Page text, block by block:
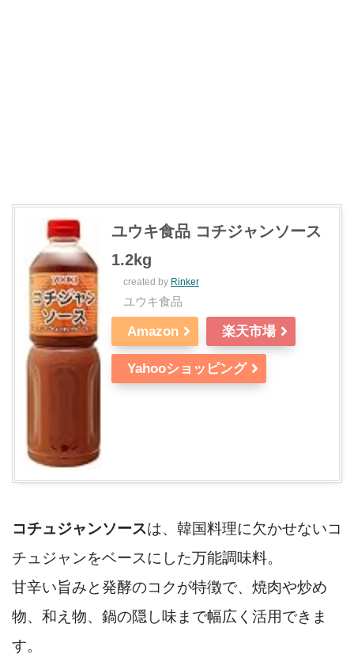
ユウキ食品 コチジャンソース
1.2kg
created by Rinker
ユウキ食品
Amazon 楽天市場
Yahooショッピング
コチュジャンソースは、韓国料理に欠かせないコ
チュジャンをベースにした万能調味料。
甘辛い旨みと発酵のコクが特徴で、焼肉や炒め
物、和え物、鍋の隠し味まで幅広く活用できま
す。